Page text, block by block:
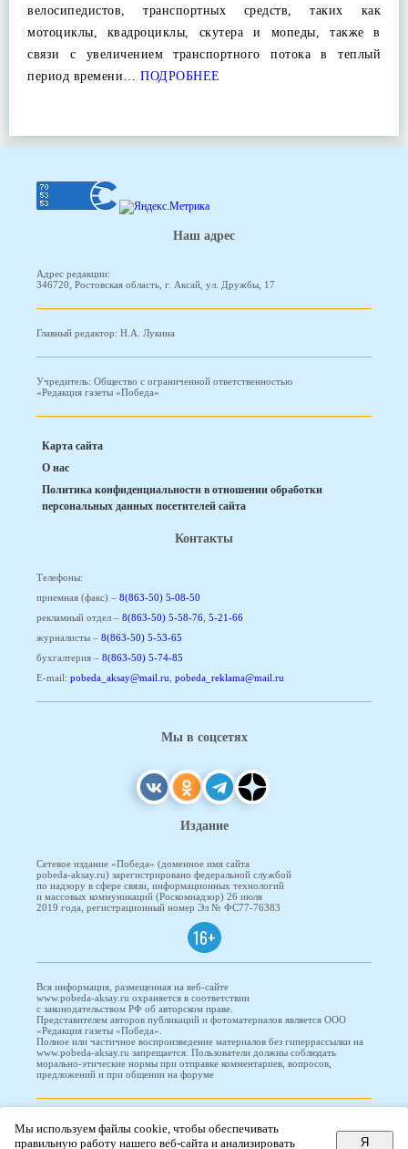
велосипедистов, транспортных средств, таких как
мотоциклы, квадроциклы, скутера и мопеды, также в
связи с увеличением транспортного потока в теплый
период времени… ПОДРОБНЕЕ
Наш адрес
Адрес редакции:
346720, Ростовская область, г. Аксай, ул. Дружбы, 17
Главный редактор: Н.А. Лукина
Учредитель: Общество с ограниченной ответственностью
«Редакция газеты «Победа»
Карта сайта
О нас
Политика конфиденциальности в отношении обработки
персональных данных посетителей сайта
Контакты
Телефоны:
приемная (факс) – 8(863-50) 5-08-50
рекламный отдел – 8(863-50) 5-58-76 5-21-66
журналисты – 8(863-50) 5-53-65
бухгалтерия – 8(863-50) 5-74-85
E-mail: pobeda_aksay@mail.ru pobeda_reklama@mail.ru
Мы в соцсетях
Издание
Сетевое издание «Победа» (доменное имя сайта
pobeda-aksay.ru) зарегистрировано федеральной службой
по надзору в сфере связи, информационных технологий
и массовых коммуникаций (Роскомнадзор) 26 июля
2019 года, регистрационный номер Эл № ФС77-76383
16+
Вся информация, размещенная на веб-сайте
www.pobeda-aksay.ru охраняется в соответствии
с законодательством РФ об авторском праве.
Представителем авторов публикаций и фотоматериалов является ООО
«Редакция газеты «Победа».
Полное или частичное воспроизведение материалов без гиперрассылки на
www.pobeda-aksay.ru запрещается. Пользователи должны соблюдать
морально-этические нормы при отправке комментариев, вопросов,
предложений и при общении на форуме
Мы используем файлы cookie, чтобы обеспечивать
правильную работу нашего веб-сайта и анализировать
Я